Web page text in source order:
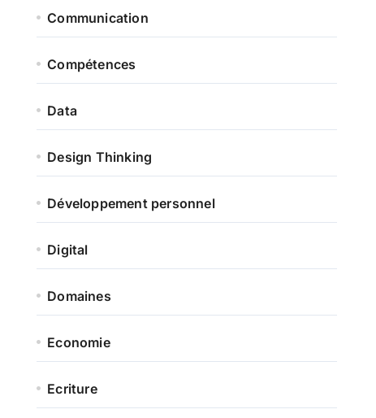
Communication
Compétences
Data
Design Thinking
Développement personnel
Digital
Domaines
Economie
Ecriture